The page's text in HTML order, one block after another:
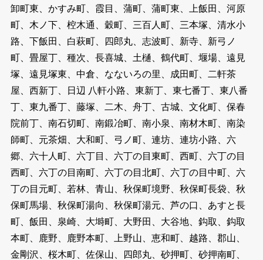
卸町東、かすみ町、霞目、蒲町、蒲町東、上飯田、河原
町、木ノ下、椌木通、穀町、三百人町、三本塚、清水小
路、下飯田、白萩町、四郎丸、志波町、新寺、新弓ノ
町、畳屋丁、種次、長喜城、土樋、鶴代町、堰場、遠見
塚、遠見塚東、中倉、なないろの里、成田町、二軒茶
屋、西新丁、日辺 八軒小路、東新丁、東七番丁、東八番
丁、東九番丁、藤塚、二木、舟丁、古城、文化町、保春
院前丁、南石切町、南鍛冶町、南小泉、南材木町、南染
師町、元茶畑、大和町、弓ノ町、連坊、連坊小路、六
郷、六十人町、六丁目、六丁の目東町、西町、六丁の目
西町、六丁の目南町、六丁の目北町、六丁の目中町、六
丁の目元町、若林、青山、秋保町境野、秋保町長袋、秋
保町馬場、秋保町湯向、秋保町湯元、芦の口、あすと長
町、飯田、泉崎、大塒町、大野田、大谷地、鈎取、鈎取
本町、鹿野、鹿野本町、上野山、恵和町、越路、郡山、
金剛沢、桜木町、佐保山、四郎丸、砂押町、砂押南町、